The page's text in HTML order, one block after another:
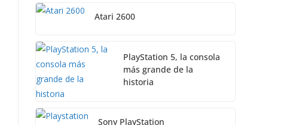
Atari 2600
PlayStation 5, la consola
más grande de la
historia
Sony PlayStation